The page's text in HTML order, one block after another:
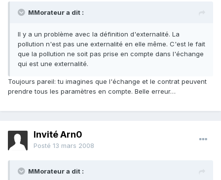
MMorateur a dit :
Il y a un problème avec la définition d'externalité. La
pollution n'est pas une externalité en elle même. C'est le fait
que la pollution ne soit pas prise en compte dans l'échange
qui est une externalité.
Toujours pareil: tu imagines que l'échange et le contrat peuvent
prendre tous les paramètres en compte. Belle erreur…
Invité Arn0
Posté 13 mars 2008
MMorateur a dit :